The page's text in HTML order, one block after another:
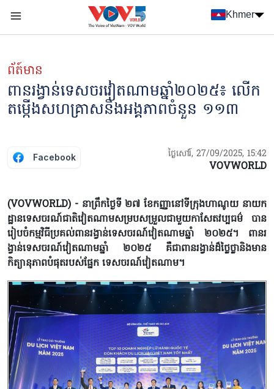
Nhảy đến nội dung
Khmer
ព័ត៍មាន
ពានរង្វាន់ទេសចរវៀតណាមឆ្នាំ២០២៥៖ លើក​
តម្កើងសហគ្រាសនិងអង្គភាព​ចំនួន ១១៣
Facebook ថ្ងៃសៅរ៍, 27/09/2025, 15:42
VOVWORLD
(VOVWORLD) - នាព្រឹកថ្ងៃទី ២៧ ខែកញ្ញានៅទីក្រុងហាណូយ នាយក
ដ្ឋានទេសចរណ៍ជាតិវៀតណាមសម្របសម្រួលជាមួយកាសែតវប្បធម៌ បាន
រៀបចំកម្មវិធីប្រគល់ពានរង្វាន់ទេសចរណ៍វៀតណាមឆ្នាំ ២០២៥។ ពានរ
ង្វាន់ទេសចរណ៍វៀតណាមឆ្នាំ ២០២៥ គឺជាពានរង្វាន់ដ៏ថ្លៃថ្លានិងមាន
កិត្យានុភាពបំផុតរបស់ផ្នែក ទេសចរណ៍វៀតណាម។